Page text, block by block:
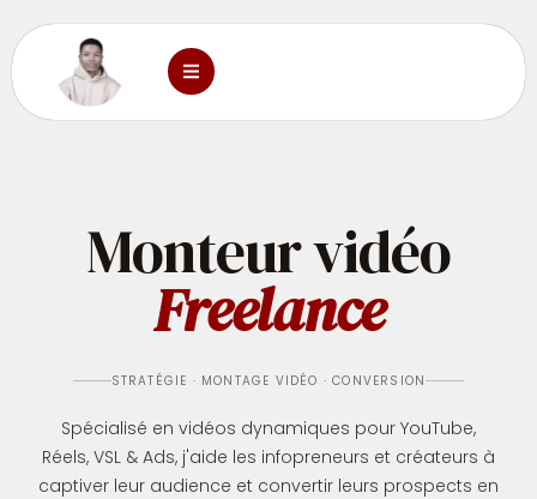
Monteur vidéo
Freelance
STRATÉGIE · MONTAGE VIDÉO · CONVERSION
Spécialisé en vidéos dynamiques pour YouTube,
Réels, VSL & Ads, j'aide les infopreneurs et créateurs à
captiver leur audience et convertir leurs prospects en